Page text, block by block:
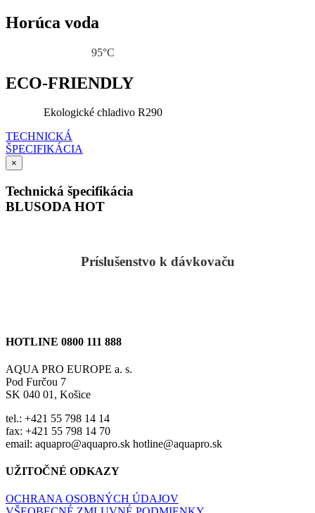
Horúca voda
95°C
ECO-FRIENDLY
Ekologické chladivo R290
TECHNICKÁ
ŠPECIFIKÁCIA
×
Technická špecifikácia
BLUSODA HOT
Príslušenstvo k dávkovaču
HOTLINE 0800 111 888
AQUA PRO EUROPE a. s.
Pod Furčou 7
SK 040 01, Košice
tel.: +421 55 798 14 14
fax: +421 55 798 14 70
email: aquapro@aquapro.sk hotline@aquapro.sk
UŽITOČNÉ ODKAZY
OCHRANA OSOBNÝCH ÚDAJOV